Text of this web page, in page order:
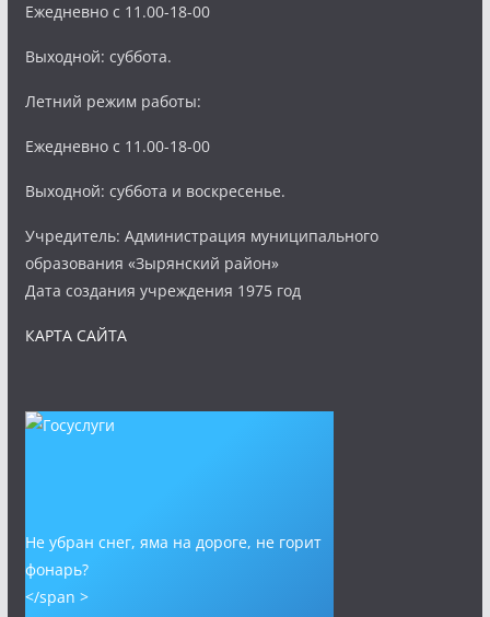
Ежедневно с 11.00-18-00
Выходной: суббота.
Летний режим работы:
Ежедневно с 11.00-18-00
Выходной: суббота и воскресенье.
Учредитель: Администрация муниципального
образования «Зырянский район»
Дата создания учреждения 1975 год
КАРТА САЙТА
Не убран снег, яма на дороге, не горит
фонарь?
</span >